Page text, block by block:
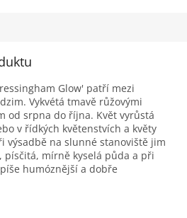
Glow' patří mezi
Vykvétá tmavě růžovými
od srpna do října. Květ vyrůstá
v řídkých květenstvích a květy
výsadbě na slunné stanoviště jim
písčitá, mírně kyselá půda a při
humóznější a dobře